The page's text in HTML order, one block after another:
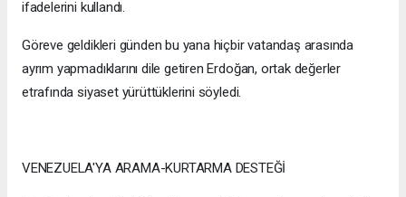
ifadelerini kullandı.
Göreve geldikleri günden bu yana hiçbir vatandaş arasında
ayrım yapmadıklarını dile getiren Erdoğan, ortak değerler
etrafında siyaset yürüttüklerini söyledi.
VENEZUELA'YA ARAMA-KURTARMA DESTEĞİ